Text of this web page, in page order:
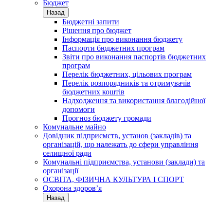
Бюджет
Назад
Бюджетні запити
Рішення про бюджет
Інформація про виконання бюджету
Паспорти бюджетних програм
Звіти про виконання паспортів бюджетних
програм
Перелік бюджетних, цільових програм
Перелік розпорядників та отримувачів
бюджетних коштів
Надходження та використання благодійної
допомоги
Прогноз бюджету громади
Комунальне майно
Довідник підприємств, установ (закладів) та
організацій, що належать до сфери управління
селищної ради
Комунальні підприємства, установи (заклади) та
організації
ОСВІТА, ФІЗИЧНА КУЛЬТУРА І СПОРТ
Охорона здоров’я
Назад